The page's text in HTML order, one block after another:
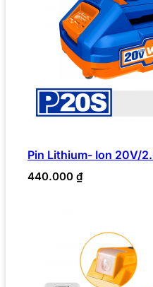
Pin Lithium- Ion 20V/
440.000 ₫